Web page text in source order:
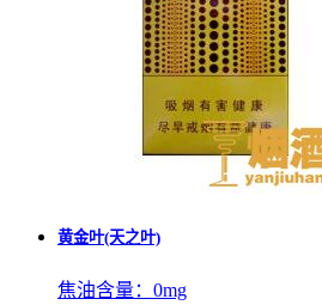
黄金叶(天之叶)
焦油含量： 0mg